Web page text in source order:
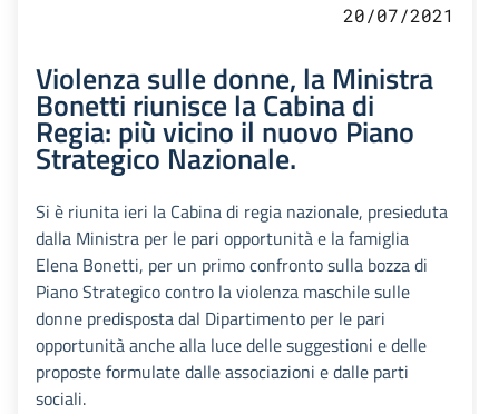
20/07/2021
Violenza sulle donne, la Ministra
Bonetti riunisce la Cabina di
Regia: più vicino il nuovo Piano
Strategico Nazionale.
Si è riunita ieri la Cabina di regia nazionale, presieduta
dalla Ministra per le pari opportunità e la famiglia
Elena Bonetti, per un primo confronto sulla bozza di
Piano Strategico contro la violenza maschile sulle
donne predisposta dal Dipartimento per le pari
opportunità anche alla luce delle suggestioni e delle
proposte formulate dalle associazioni e dalle parti
sociali.